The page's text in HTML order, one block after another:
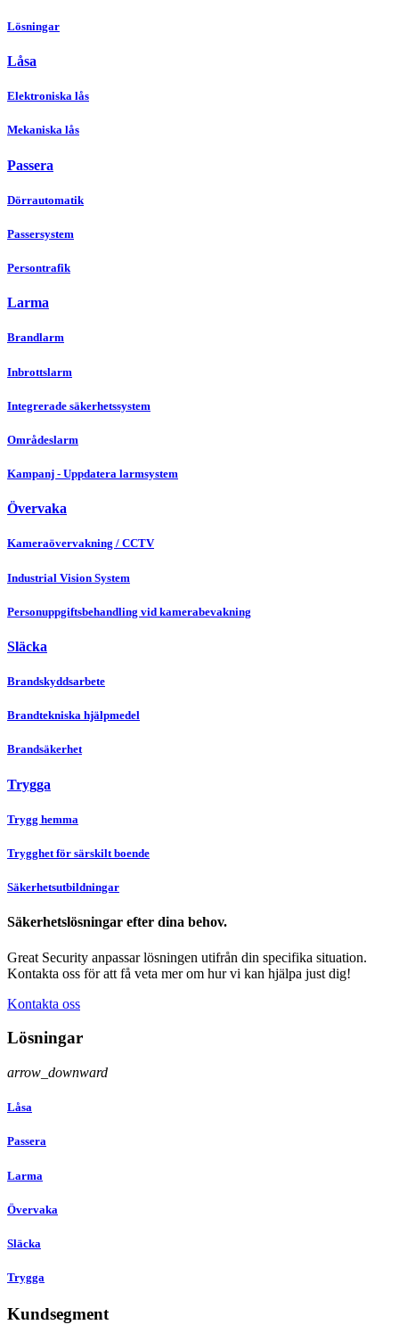
Lösningar
Låsa
Elektroniska lås
Mekaniska lås
Passera
Dörrautomatik
Passersystem
Persontrafik
Larma
Brandlarm
Inbrottslarm
Integrerade säkerhetssystem
Områdeslarm
Kampanj - Uppdatera larmsystem
Övervaka
Kameraövervakning / CCTV
Industrial Vision System
Personuppgiftsbehandling vid kamerabevakning
Släcka
Brandskyddsarbete
Brandtekniska hjälpmedel
Brandsäkerhet
Trygga
Trygg hemma
Trygghet för särskilt boende
Säkerhetsutbildningar
Säkerhetslösningar efter dina behov.
Great Security anpassar lösningen utifrån din specifika situation.
Kontakta oss för att få veta mer om hur vi kan hjälpa just dig!
Kontakta oss
Lösningar
arrow_downward
Låsa
Passera
Larma
Övervaka
Släcka
Trygga
Kundsegment